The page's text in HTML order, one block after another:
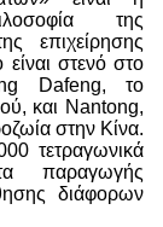
της
επιχείρησης
στενό στο
Dafeng, το
και Nantong,
στην Κίνα.
τετραγωνικά
παραγωγής
διάφορων